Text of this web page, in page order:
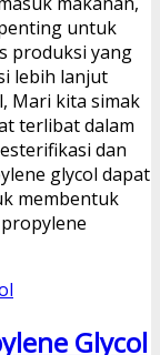
untuk
produksi yang
lebih lanjut
Mari kita simak
terlibat dalam
dan
glycol dapat
membentuk
Glycol